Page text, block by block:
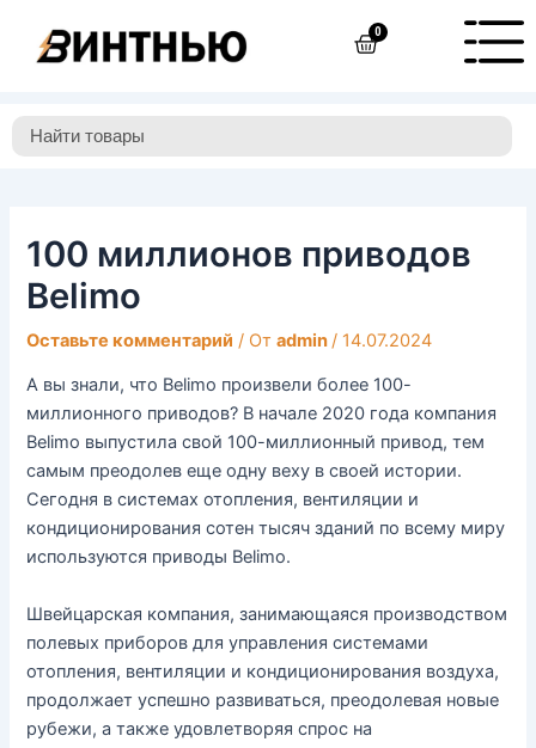
содержимому
0Cart
100 миллионов приводов
Belimo
Оставьте комментарий / Отadmin/ 14.07.2024
А вы знали, что Belimo произвели более 100-
миллионного приводов? В начале 2020 года компания
Belimo выпустила свой 100-миллионный привод, тем
самым преодолев еще одну веху в своей истории.
Сегодня в системах отопления, вентиляции и
кондиционирования сотен тысяч зданий по всему миру
используются приводы Belimo.
Швейцарская компания, занимающаяся производством
полевых приборов для управления системами
отопления, вентиляции и кондиционирования воздуха,
продолжает успешно развиваться, преодолевая новые
рубежи, а также удовлетворяя спрос на
записям